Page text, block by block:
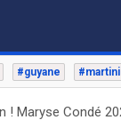
#guyane
! Maryse Condé